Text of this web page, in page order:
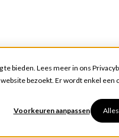
bieden. Lees meer in ons
bezoekt. Er wordt enkel een
Voorkeuren aanpassen